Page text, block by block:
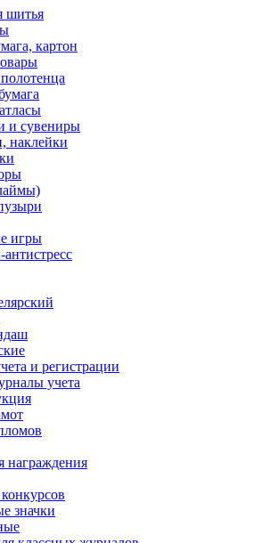
шитья
картон
и сувениры
наклейки
игры
и регистрации
учета
награждения
значки